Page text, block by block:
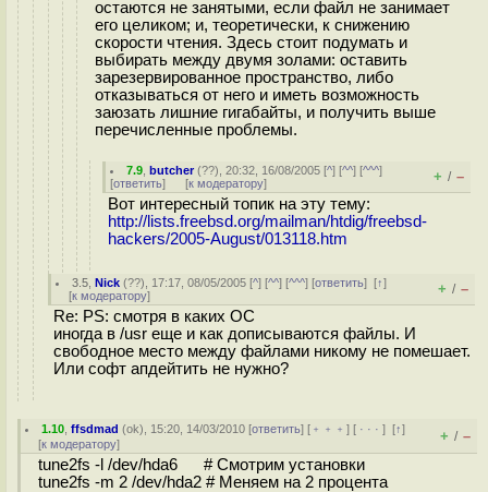
остаются не занятыми, если файл не занимает
его целиком; и, теоретически, к снижению
скорости чтения. Здесь стоит подумать и
выбирать между двумя золами: оставить
зарезервированное пространство, либо
отказываться от него и иметь возможность
заюзать лишние гигабайты, и получить выше
перечисленные проблемы.
7.9 ,butcher(??), 20:32, 16/08/2005 [^] [^^] [^^^]
[ответить] [к модератору] + / –
Вот интересный топик на эту тему:
http://lists.freebsd.org/mailman/htdig/freebsd-
hackers/2005-August/013118.htm
3.5 ,Nick (??), 17:17, 08/05/2005 [^] [^^] [^^^] [ответить][↑]
[к модератору] + / –
Re: PS: смотря в каких ОС
иногда в /usr еще и как дописываются файлы. И
свободное место между файлами никому не помешает.
Или софт апдейтить не нужно?
1.10 ,ffsdmad (ok), 15:20, 14/03/2010 [ответить] [ ﹢﹢﹢] [ · · ·][↑]
[к модератору] + / –
tune2fs -l /dev/hda6 # Смотрим установки
tune2fs -m 2 /dev/hda2 # Меняем на 2 процента